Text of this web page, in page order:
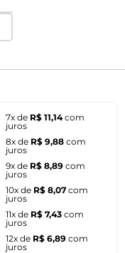
7x de R$ 11,14com
juros
8x de R$ 9,88 com
juros
9x de R$ 8,89 com
juros
10x de R$ 8,07 com
juros
11x de R$ 7,43 com
juros
12x de R$ 6,89 com
juros